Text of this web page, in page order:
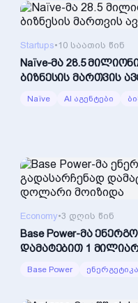
Startups•10 საათის წინ
Naïve-მა 28.5
ბიზნესის მართვის
Naïve AI აგენტები
Economy•3 დღის წინ
Base Power-მა
დამატებით 1
Base Power ენერგეტიკა